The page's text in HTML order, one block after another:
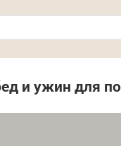
и ужин для